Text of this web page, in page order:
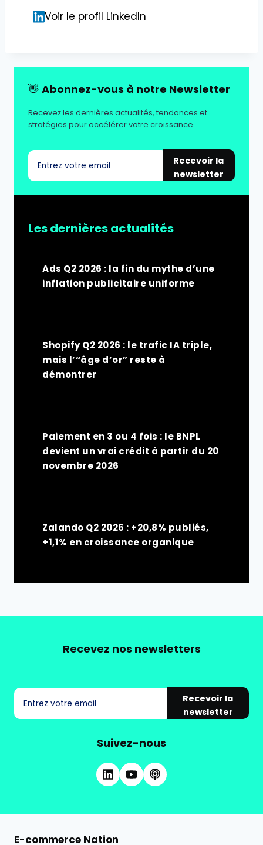
Voir le profil LinkedIn
👋 Abonnez-vous à notre Newsletter
Recevez les dernières actualités, tendances et
stratégies pour accélérer votre croissance.
Recevoir la
newsletter
Les dernières actualités
Ads Q2 2026 : la fin du mythe d’une
inflation publicitaire uniforme
Shopify Q2 2026 : le trafic IA triple,
mais l’“âge d’or” reste à
démontrer
Paiement en 3 ou 4 fois : le BNPL
devient un vrai crédit à partir du 20
novembre 2026
Zalando Q2 2026 : +20,8% publiés,
+1,1% en croissance organique
Recevez nos newsletters
Recevoir la
newsletter
Suivez-nous
E-commerce Nation